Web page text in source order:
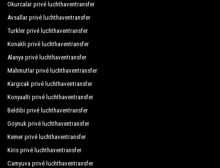
Fun Point Suite Hotel
Gardenia Hotel
Glaros Hotel
Grand Bayar Beach Hotel
Grand Okan Hotel
Grand Zaman Beach Hotel
Okurcalar privé luchthaventransfer
Avsallar privé luchthaventransfer
Turkler privé luchthaventransfer
Konakli privé luchthaventransfer
Alanya privé luchthaventransfer
Mahmutlar privé luchthaventransfer
Kargicak privé luchthaventransfer
Konyaalti privé luchthaventransfer
Beldibi privé luchthaventransfer
Goynuk privé luchthaventransfer
Kemer privé luchthaventransfer
Kiris privé luchthaventransfer
Camyuva privé luchthaventransfer